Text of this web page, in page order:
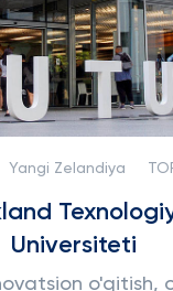
Yangi Zelandiya
Universiteti
o'qitish,